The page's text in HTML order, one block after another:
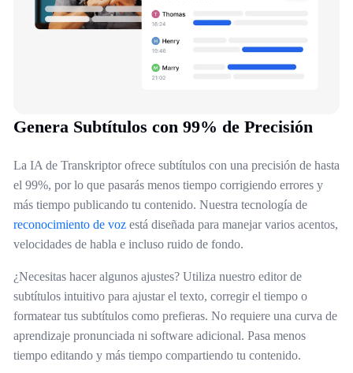
Genera Subtítulos con 99% de Precisión
La IA de Transkriptor ofrece subtítulos con una precisión de hasta
el 99%, por lo que pasarás menos tiempo corrigiendo errores y
más tiempo publicando tu contenido. Nuestra tecnología de
reconocimiento de voz está diseñada para manejar varios acentos,
velocidades de habla e incluso ruido de fondo.
¿Necesitas hacer algunos ajustes? Utiliza nuestro editor de
subtítulos intuitivo para ajustar el texto, corregir el tiempo o
formatear tus subtítulos como prefieras. No requiere una curva de
aprendizaje pronunciada ni software adicional. Pasa menos
tiempo editando y más tiempo compartiendo tu contenido.